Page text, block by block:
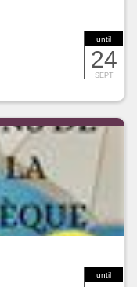
until
24
SEPT
until